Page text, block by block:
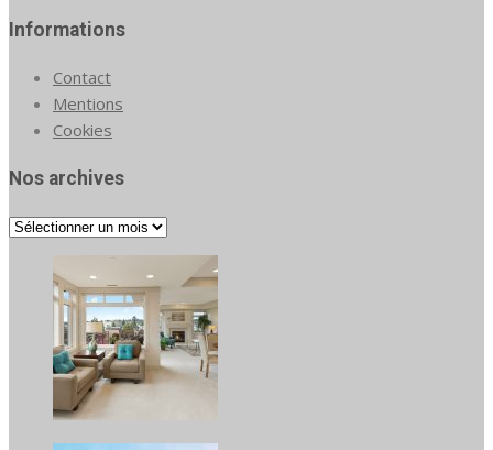
Informations
Contact
Mentions
Cookies
Nos archives
Nos